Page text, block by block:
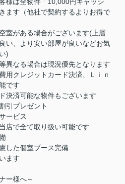
様は全物件「10,000円キャッシ
ます（他社で契約するよりお得で
室がある場合がございます(上層
い、より安い部屋が良いなどお気
)
異なる場合は現況優先となります
用クレジットカード決済、Ｌｉｎ
です
決済可能な物件もございます
引プレゼント
ービス
店で全て取り扱い可能です
した個室ブース完備
ます
ー様へ～